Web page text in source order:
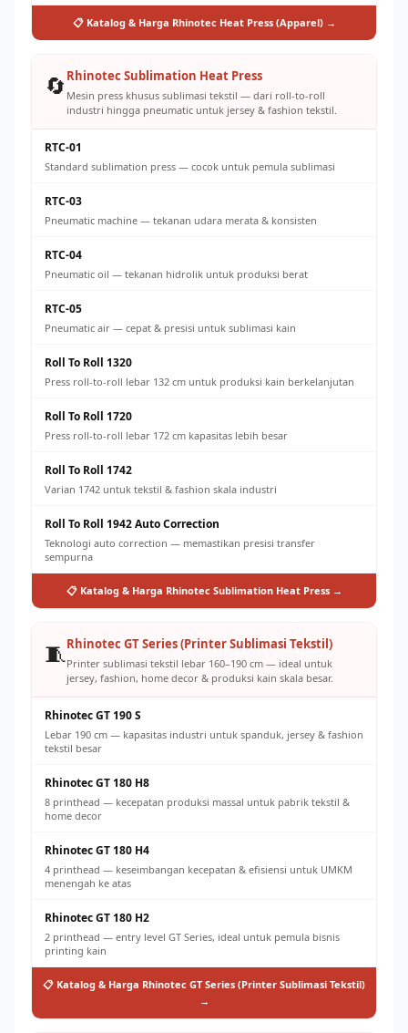
📋 Katalog & Harga Rhinotec Heat Press (Apparel) →
🔄 Rhinotec Sublimation Heat Press
Mesin press khusus sublimasi tekstil — dari roll-to-roll
industri hingga pneumatic untuk jersey & fashion tekstil.
RTC-01
Standard sublimation press — cocok untuk pemula sublimasi
RTC-03
Pneumatic machine — tekanan udara merata & konsisten
RTC-04
Pneumatic oil — tekanan hidrolik untuk produksi berat
RTC-05
Pneumatic air — cepat & presisi untuk sublimasi kain
Roll To Roll 1320
Press roll-to-roll lebar 132 cm untuk produksi kain berkelanjutan
Roll To Roll 1720
Press roll-to-roll lebar 172 cm kapasitas lebih besar
Roll To Roll 1742
Varian 1742 untuk tekstil & fashion skala industri
Roll To Roll 1942 Auto Correction
Teknologi auto correction — memastikan presisi transfer
sempurna
📋 Katalog & Harga Rhinotec Sublimation Heat Press →
🧵Rhinotec GT Series (Printer Sublimasi Tekstil)
Printer sublimasi tekstil lebar 160–190 cm — ideal untuk
jersey, fashion, home decor & produksi kain skala besar.
Rhinotec GT 190 S
Lebar 190 cm — kapasitas industri untuk spanduk, jersey & fashion
tekstil besar
Rhinotec GT 180 H8
8 printhead — kecepatan produksi massal untuk pabrik tekstil &
home decor
Rhinotec GT 180 H4
4 printhead — keseimbangan kecepatan & efisiensi untuk UMKM
menengah ke atas
Rhinotec GT 180 H2
2 printhead — entry level GT Series, ideal untuk pemula bisnis
printing kain
📋 Katalog & Harga Rhinotec GT Series (Printer Sublimasi Tekstil)
→